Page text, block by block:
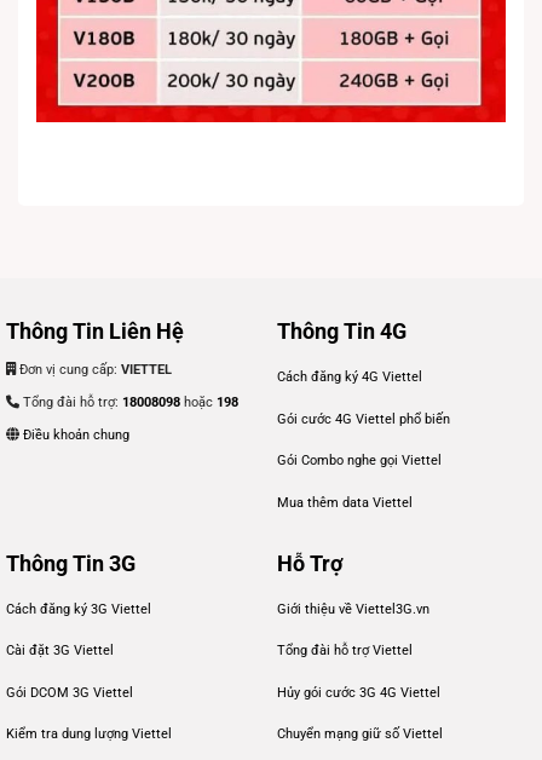
Thông Tin Liên Hệ
Đơn vị cung cấp: VIETTEL
Tổng đài hỗ trợ: 18008098 hoặc 198
Điều khoản chung
Thông Tin 4G
Cách đăng ký 4G Viettel
Gói cước 4G Viettel phổ biến
Gói Combo nghe gọi Viettel
Mua thêm data Viettel
Thông Tin 3G
Cách đăng ký 3G Viettel
Cài đặt 3G Viettel
Gói DCOM 3G Viettel
Kiểm tra dung lượng Viettel
Hỗ Trợ
Giới thiệu về Viettel3G.vn
Tổng đài hỗ trợ Viettel
Hủy gói cước 3G 4G Viettel
Chuyển mạng giữ số Viettel